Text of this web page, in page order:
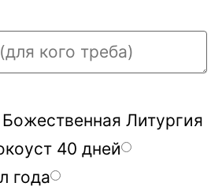
Божественная Литургия
40 дней
года